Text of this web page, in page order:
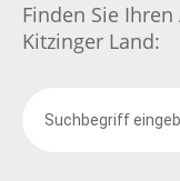
Finden Sie
Kitzinger Land: